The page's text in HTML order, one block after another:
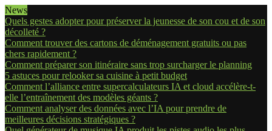
News
Quels gestes adopter pour préserver la jeunesse de son cou et de son
décolleté ?
Comment trouver des cartons de déménagement gratuits ou pas
chers rapidement ?
Comment préparer son itinéraire sans trop surcharger le planning
5 astuces pour relooker sa cuisine à petit budget
Comment l’alliance entre supercalculateurs IA et cloud accélère-t-
elle l’entraînement des modèles géants ?
Comment analyser des données avec l’IA pour prendre de
meilleures décisions stratégiques ?